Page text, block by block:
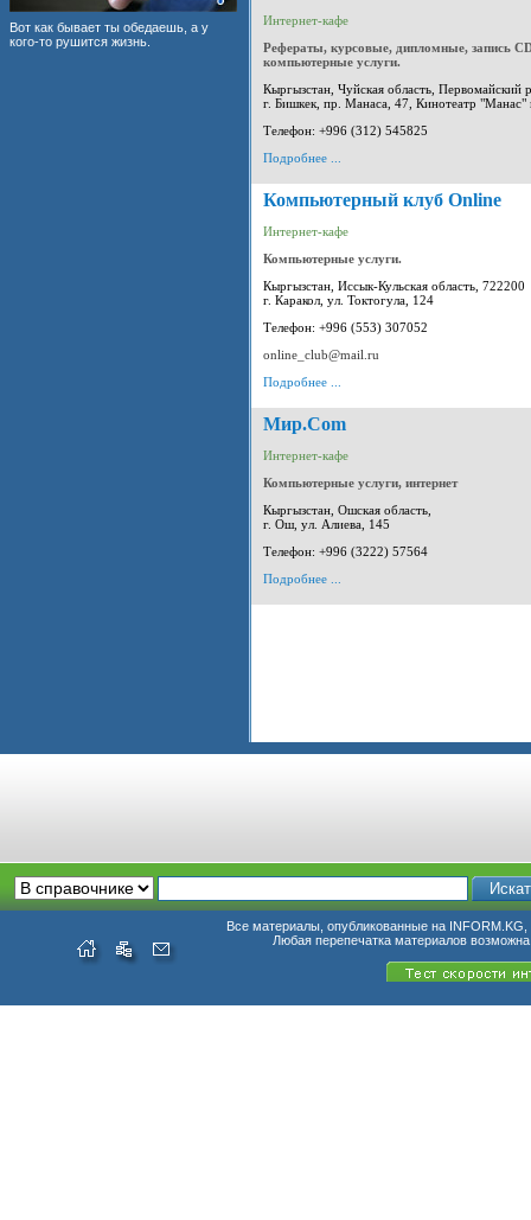
Вот как бывает ты обедаешь, а у
кого-то рушится жизнь.
Интернет-кафе
Рефераты, курсовые, дипломные, запись
компьютерные услуги.
Кыргызстан, Чуйская область, Первомайский
г. Бишкек, пр. Манаса, 47, Кинотеатр "Манас"
Телефон: +996 (312) 545825
Подробнее ...
Компьютерный клуб Online
Интернет-кафе
Компьютерные услуги.
Кыргызстан, Иссык-Кульская область, 722200
г. Каракол, ул. Токтогула, 124
Телефон: +996 (553) 307052
online_club@mail.ru
Подробнее ...
Мир.Com
Интернет-кафе
Компьютерные услуги, интернет
Кыргызстан, Ошская область,
г. Ош, ул. Алиева, 145
Телефон: +996 (3222) 57564
Подробнее ...
Все материалы, опубликованные на INFORM.KG,
Любая перепечатка материалов